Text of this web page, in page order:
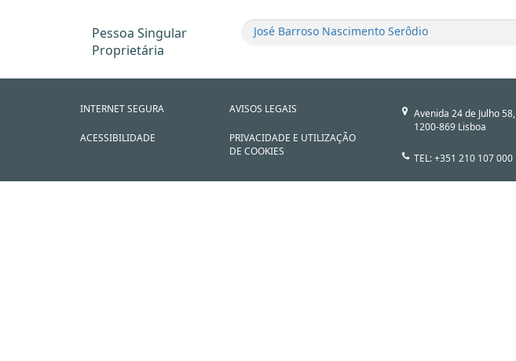
Pessoa Singular
Proprietária
José Barroso Nascimento Serôdio
INTERNET SEGURA
ACESSIBILIDADE
AVISOS LEGAIS
PRIVACIDADE E UTILIZAÇÃO
DE COOKIES
Avenida 24 de Julho 58,
1200-869 Lisboa
TEL: +351 210 107 000